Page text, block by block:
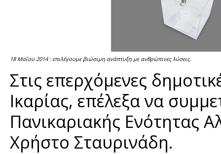
18 Μαΐου 2014 : επιλέγουμε βιώσιμη ανάπτυξη με ανθρώπινες λύσεις.
Στις επερχόμενες
Ικαρίας, επέλεξα να
Πανικαριακής Ενότητας
Χρήστο Σταυρινάδη.